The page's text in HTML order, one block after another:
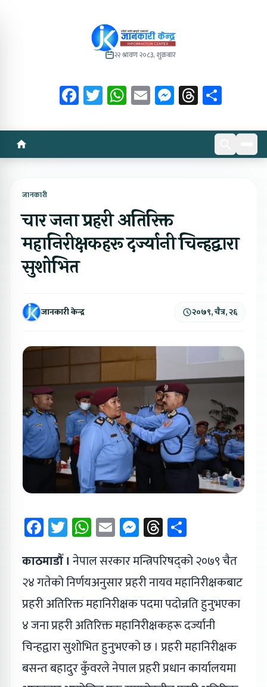
२२ श्रावण २०८३, शुक्रबार
Facebook
Twitter
WhatsApp
EmailMessenger
Threads
जानकारी
चार जना प्रहरी अतिरिक्त
महानिरीक्षकहरू दर्ज्यानी चिन्हद्वारा
सुशोभित
जानकारी केन्द्र २०७९, चैत्र, २६
Facebook
Twitter
WhatsApp
EmailMessenger
Threads
काठमाडौँ । नेपाल सरकार मन्त्रिपरिषद्को २०७९ चैत
२४ गतेको निर्णयअनुसार प्रहरी नायव महानिरीक्षकबाट
प्रहरी अतिरिक्त महानिरीक्षक पदमा पदोन्नति हुनुभएका
४ जना प्रहरी अतिरिक्त महानिरीक्षकहरू दर्ज्यानी
चिन्हद्वारा सुशोभित हुनुभएको छ । प्रहरी महानिरीक्षक
बसन्त बहादुर कुँवरले नेपाल प्रहरी प्रधान कार्यालयमा